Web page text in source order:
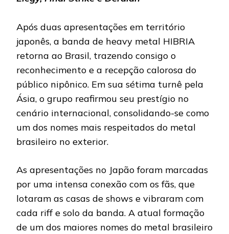
Após duas apresentações em território
japonês, a banda de heavy metal HIBRIA
retorna ao Brasil, trazendo consigo o
reconhecimento e a recepção calorosa do
público nipônico. Em sua sétima turnê pela
Ásia, o grupo reafirmou seu prestígio no
cenário internacional, consolidando-se como
um dos nomes mais respeitados do metal
brasileiro no exterior.
As apresentações no Japão foram marcadas
por uma intensa conexão com os fãs, que
lotaram as casas de shows e vibraram com
cada riff e solo da banda. A atual formação
de um dos maiores nomes do metal brasileiro